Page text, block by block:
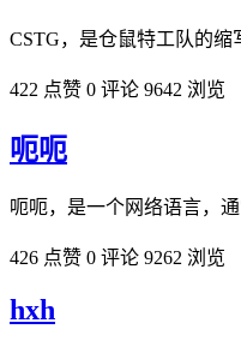
CSTG，是仓鼠特工队的缩
422 点赞 0 评论 9642 浏览
呃呃
呃呃，是一个网络语言，
426 点赞 0 评论 9262 浏览
hxh